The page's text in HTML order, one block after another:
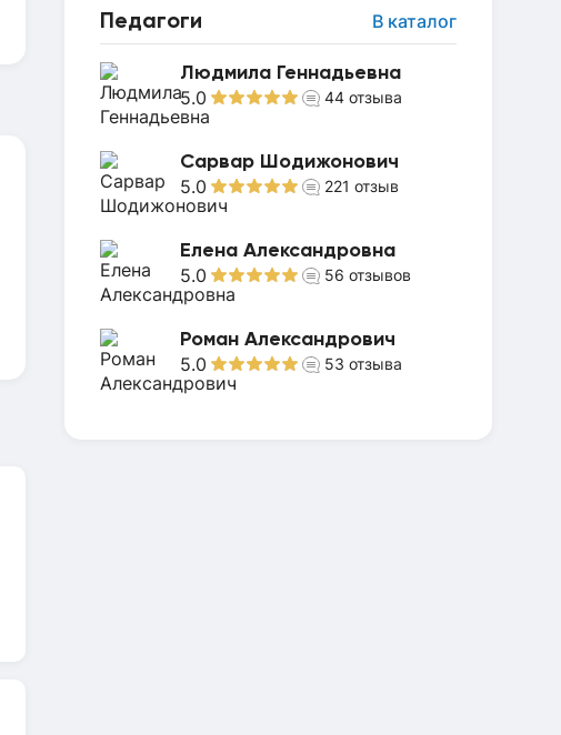
Педагоги В каталог
Людмила Геннадьевна
5.0 44 отзыва
Сарвар Шодижонович
5.0 221 отзыв
Елена Александровна
5.0 56 отзывов
Роман Александрович
5.0 53 отзыва